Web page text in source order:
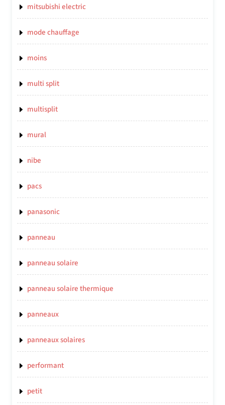
mitsubishi electric
mode chauffage
moins
multi split
multisplit
mural
nibe
pacs
panasonic
panneau
panneau solaire
panneau solaire thermique
panneaux
panneaux solaires
performant
petit